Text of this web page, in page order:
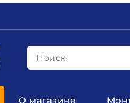
Поиск
О магазине